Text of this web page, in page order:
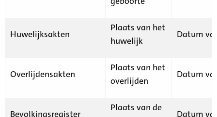
Huwelijksakten
Plaats van het
huwelijk
Datum
Overlijdensakten
Plaats van het
overlijden
Datum
Bevolkingsregister
Plaats van de
Datum